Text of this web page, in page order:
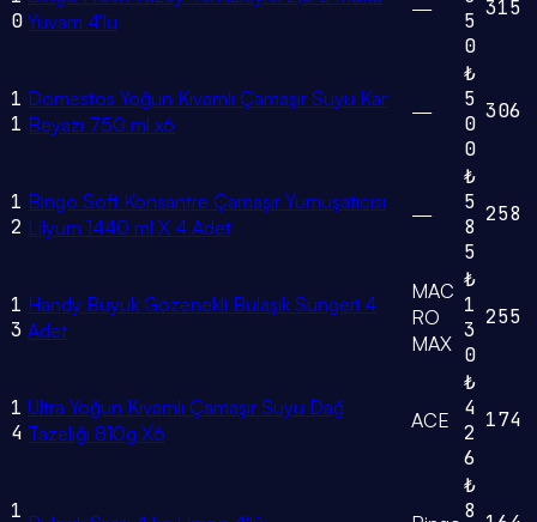
0 Yuvam 4'lü
—
5
0
315
1
1
Domestos Yoğun Kıvamlı Çamaşır Suyu Kar
Beyazı 750 ml x6
—
₺
5
0
0
306
1
2
Bingo Soft Konsantre Çamaşır Yumuşatıcısı
Lilyum 1440 ml X 4 Adet
—
₺
5
8
5
258
1
3
Handy Büyük Gözenekli Bulaşık Süngeri 4
Adet
MAC
RO
MAX
₺
1
3
0
255
1
4
Ultra Yoğun Kıvamlı Çamaşır Suyu Dağ
Tazeliği 810g X6
ACE
₺
4
2
6
174
1
₺
8